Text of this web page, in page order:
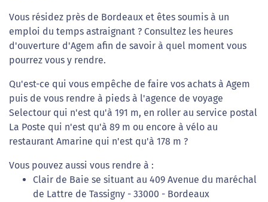
Vous résidez près de Bordeaux et êtes soumis à un
emploi du temps astraignant ? Consultez les heures
d'ouverture d'Agem afin de savoir à quel moment vous
pourrez vous y rendre.
Qu'est-ce qui vous empêche de faire vos achats à Agem
puis de vous rendre à pieds à l'agence de voyage
Selectour qui n'est qu'à 191 m, en roller au service postal
La Poste qui n'est qu'à 89 m ou encore à vélo au
restaurant Amarine qui n'est qu'à 178 m ?
Vous pouvez aussi vous rendre à :
Clair de Baie se situant au 409 Avenue du maréchal
de Lattre de Tassigny - 33000 - Bordeaux